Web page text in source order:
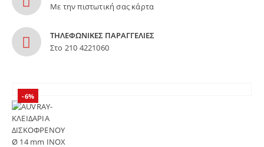
Με την πιστωτική σας κάρτα
ΤΗΛΕΦΩΝΙΚΕΣ ΠΑΡΑΓΓΕΛΙΕΣ
Στο 210 4221060
-6%